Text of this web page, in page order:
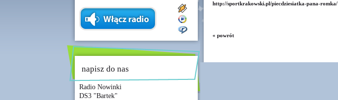
napisz do nas
Radio Nowinki
DS3 "Bartek"
http://sportkrakowski.pl/piecdziesiatka-pana-romka/
« powrót